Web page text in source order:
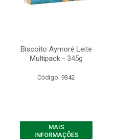
Biscoito Aymoré Leite
Multipack - 345g
Código: 9342
MAIS
INFORMAÇÕES